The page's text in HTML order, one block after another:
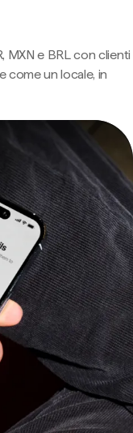
MXN e BRL con clienti
come un locale, in